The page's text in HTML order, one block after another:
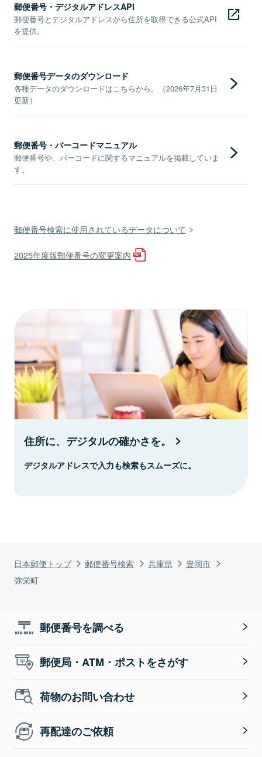
日本郵便トップ 郵便番号検索 兵庫県
豊岡市
弥栄町
郵便番号・デジタルアドレスAPI
郵便番号とデジタルアドレスから住所を取得できる公式API
を提供。
郵便番号データのダウンロード
各種データのダウンロードはこちらから。（2026年7月31日
更新）
郵便番号・バーコードマニュアル
郵便番号や、バーコードに関するマニュアルを掲載していま
す。
郵便番号検索に使用されているデータについて
2025年度版郵便番号の変更案内
住所に、デジタルの確かさを。
デジタルアドレスで入力も検索もスムーズに。
郵便番号を調べる
郵便局・ATM・ポストをさがす
荷物のお問い合わせ
再配達のご依頼